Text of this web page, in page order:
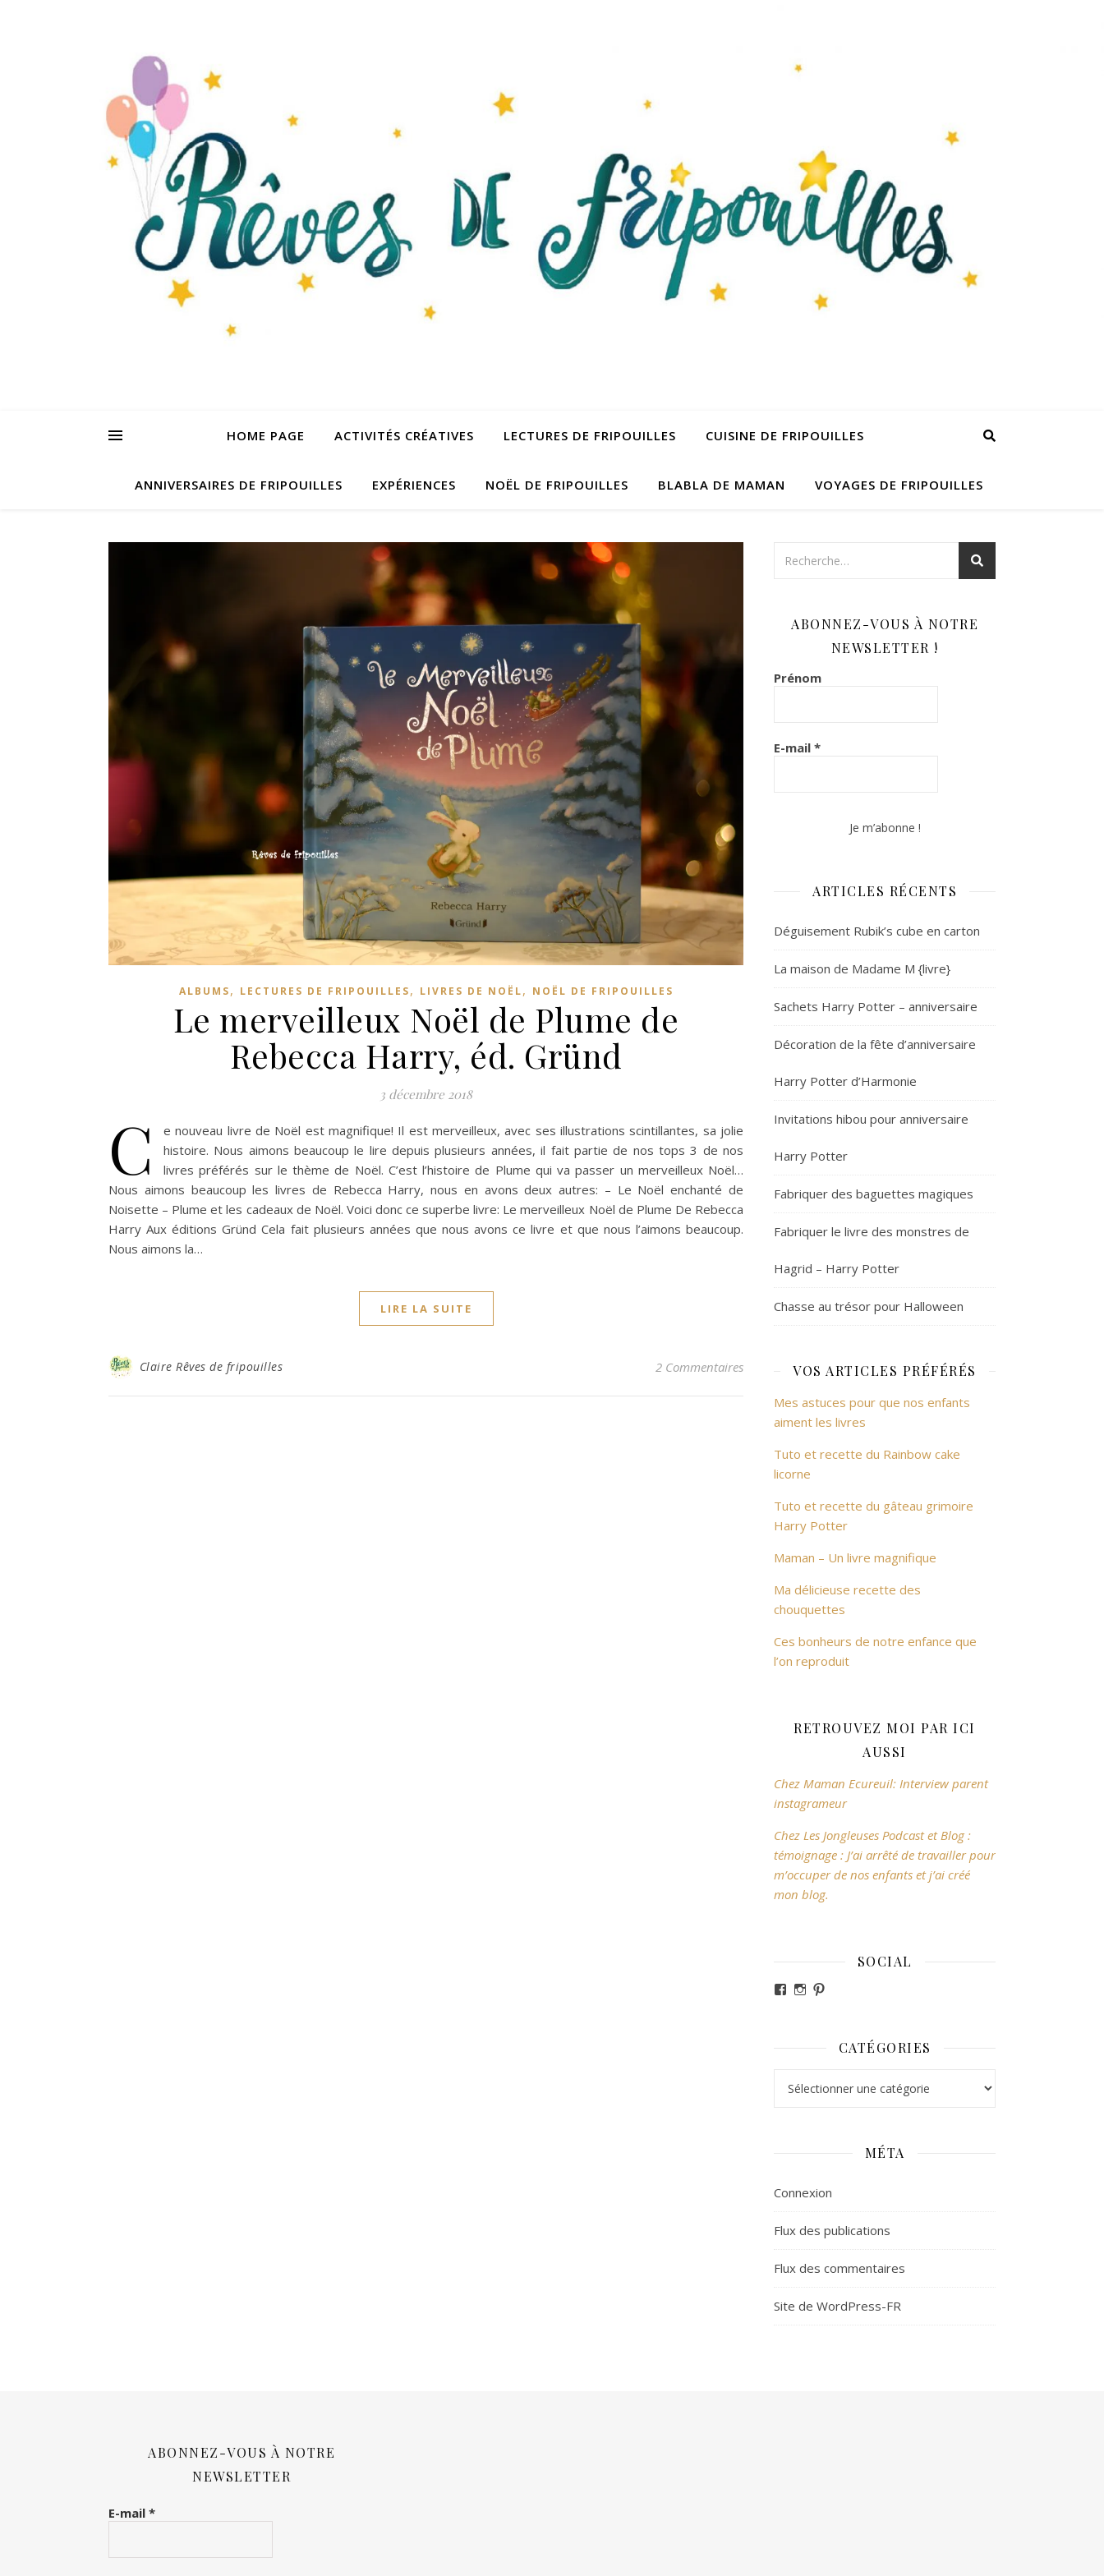
HOME PAGE ACTIVITÉS CRÉATIVES LECTURES DE FRIPOUILLES CUISINE DE FRIPOUILLES
ANNIVERSAIRES DE FRIPOUILLES EXPÉRIENCES NOËL DE FRIPOUILLES BLABLA DE MAMAN VOYAGES DE FRIPOUILLES
ALBUMS, LECTURES DE FRIPOUILLES, LIVRES DE NOËL, NOËL DE FRIPOUILLES
Le merveilleux Noël de Plume de
Rebecca Harry, éd. Gründ
3 décembre 2018
C
e nouveau livre de Noël est magnifique! Il est merveilleux, avec ses illustrations scintillantes, sa jolie
histoire. Nous aimons beaucoup le lire depuis plusieurs années, il fait partie de nos tops 3 de nos
livres préférés sur le thème de Noël. C’est l’histoire de Plume qui va passer un merveilleux Noël…
Nous aimons beaucoup les livres de Rebecca Harry, nous en avons deux autres: – Le Noël enchanté de
Noisette – Plume et les cadeaux de Noël. Voici donc ce superbe livre: Le merveilleux Noël de Plume De Rebecca
Harry Aux éditions Gründ Cela fait plusieurs années que nous avons ce livre et que nous l’aimons beaucoup.
Nous aimons la…
LIRE LA SUITE
Claire Rêves de fripouilles 2 Commentaires
ABONNEZ-VOUS À NOTRE
NEWSLETTER !
Prénom
E-mail *
ARTICLES RÉCENTS
Déguisement Rubik’s cube en carton
La maison de Madame M {livre}
Sachets Harry Potter – anniversaire
Décoration de la fête d’anniversaire
Harry Potter d’Harmonie
Invitations hibou pour anniversaire
Harry Potter
Fabriquer des baguettes magiques
Fabriquer le livre des monstres de
Hagrid – Harry Potter
Chasse au trésor pour Halloween
VOS ARTICLES PRÉFÉRÉS
Mes astuces pour que nos enfants
aiment les livres
Tuto et recette du Rainbow cake
licorne
Tuto et recette du gâteau grimoire
Harry Potter
Maman – Un livre magnifique
Ma délicieuse recette des
chouquettes
Ces bonheurs de notre enfance que
l’on reproduit
RETROUVEZ MOI PAR ICI
AUSSI
Chez Maman Ecureuil: Interview parent
instagrameur
Chez Les Jongleuses Podcast et Blog :
témoignage : J’ai arrêté de travailler pour
m’occuper de nos enfants et j’ai créé
mon blog.
SOCIAL
Voir le profil de revesdefripouilles sur Facebook
Voir le profil de claire_revesdefripouilles sur
CATÉGORIES
MÉTA
Connexion
Flux des publications
Flux des commentaires
Site de WordPress-FR
ABONNEZ-VOUS À NOTRE
NEWSLETTER
E-mail *